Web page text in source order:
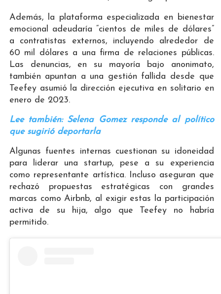
Además, la plataforma especializada en bienestar
emocional adeudaría “cientos de miles de dólares”
a contratistas externos, incluyendo alrededor de
60 mil dólares a una firma de relaciones públicas.
Las denuncias, en su mayoría bajo anonimato,
también apuntan a una gestión fallida desde que
Teefey asumió la dirección ejecutiva en solitario en
enero de 2023.
Lee también: Selena Gomez responde al político
que sugirió deportarla
Algunas fuentes internas cuestionan su idoneidad
para liderar una startup, pese a su experiencia
como representante artística. Incluso aseguran que
rechazó propuestas estratégicas con grandes
marcas como Airbnb, al exigir estas la participación
activa de su hija, algo que Teefey no habría
permitido.